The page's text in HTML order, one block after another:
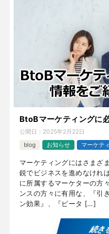
BtoBマーケティングに
公開日： 2025年2月22日
blog
お知らせ マーケテ
マーケティングにはさまざ
鋭でビジネスを進めなけれ
に所属するマーケターの方
ンスの方々に有用な、『引
ン効果』、『ピータ […]
続き